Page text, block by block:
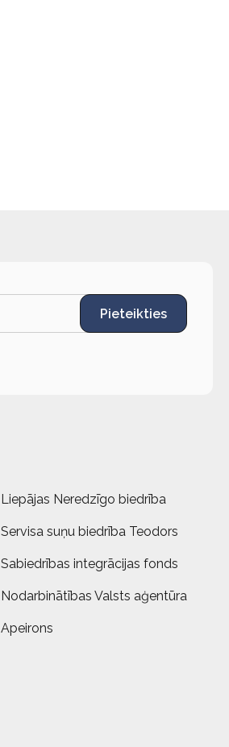
Pieteikties
Liepājas Neredzīgo biedrība
Servisa suņu biedrība Teodors
Sabiedrības integrācijas fonds
Nodarbinātības Valsts aģentūra
Apeirons